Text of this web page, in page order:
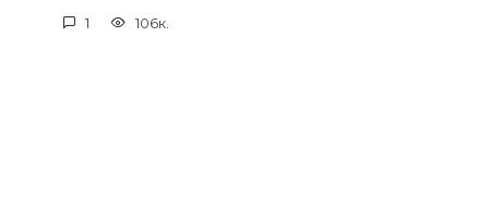
1 106к.